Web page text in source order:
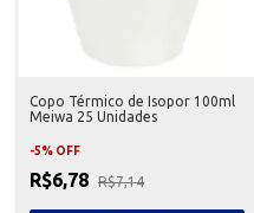
Copo Térmico de Isopor 100ml
Meiwa 25 Unidades
-5% OFF
R$6,78 R$7,14